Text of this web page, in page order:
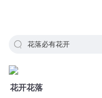
花落必有花开
花开花落